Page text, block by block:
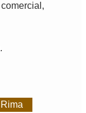
comercial ,
.
Rima